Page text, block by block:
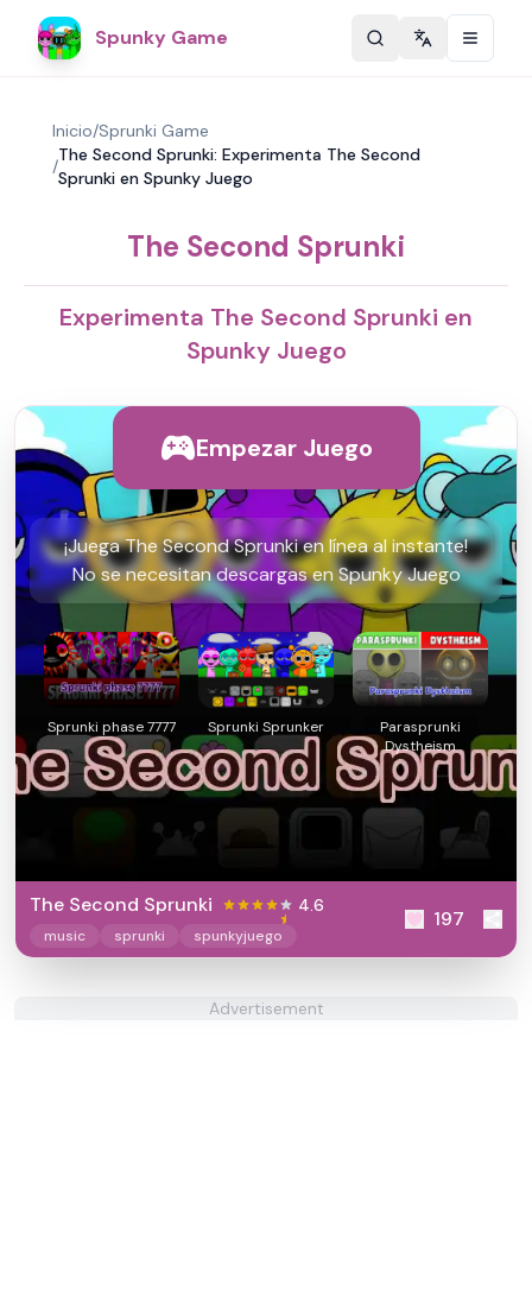
Spunky Game Change
Inicio/Sprunki Game
/
The Second Sprunki: Experimenta The Second
Sprunki en Spunky Juego
The Second Sprunki
Experimenta The Second Sprunki en
Spunky Juego
Empezar Juego
¡Juega The Second Sprunki en línea al instante!
No se necesitan descargas en Spunky Juego
Sprunki phase 7777 Sprunki Sprunker
Parasprunki
Dystheism
The Second Sprunki 4.6
music sprunki spunkyjuego
197
Advertisement